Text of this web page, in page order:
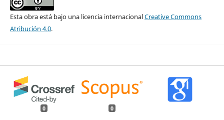
Esta obra está bajo una licencia internacionalCreative Commons
Atribución 4.0.
0 0